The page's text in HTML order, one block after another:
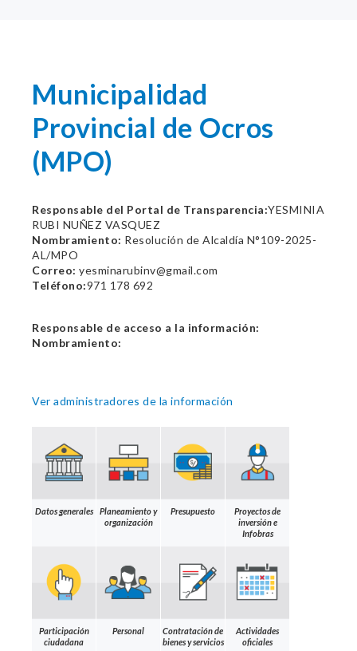
Municipalidad
Provincial de Ocros
(MPO)
Responsable del Portal de Transparencia:YESMINIA
RUBI NUÑEZ VASQUEZ
Nombramiento: Resolución de Alcaldía N°109-2025-
AL/MPO
Correo: yesminarubinv@gmail.com
Teléfono:971 178 692
Responsable de acceso a la información:
Nombramiento:
Ver administradores de la información
Datos generales
Planeamiento y
organización
Presupuesto
Proyectos de
inversión e
Infobras
Participación
ciudadana
Personal
Contratación de
bienes y servicios
Actividades
oficiales